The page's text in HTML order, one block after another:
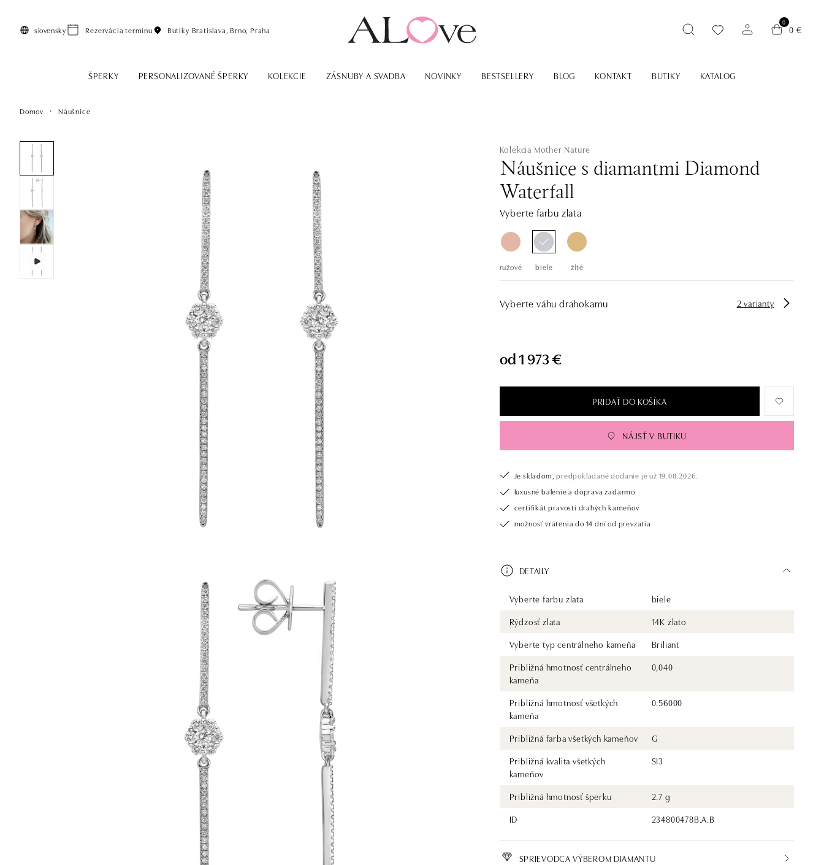
slovensky Rezervácia termínu Butiky Bratislava, Brno, Praha
0
0 €
ŠPERKY PERSONALIZOVANÉ ŠPERKY KOLEKCIE ZÁSNUBY A SVADBA NOVINKY BESTSELLERY BLOG KONTAKT BUTIKY KATALOG
Domov Náušnice
Kolekcia Mother Nature
Náušnice s diamantmi Diamond
Waterfall
Vyberte farbu zlata
ružové biele žlté
Vyberte váhu drahokamu 2 varianty
od 1 973 €
PRIDAŤ DO KOŠÍKA
NÁJSŤ V BUTIKU
Je skladom, predpokladané dodanie je už 19.08.2026.
luxusné balenie a doprava zadarmo
certifikát pravosti drahých kameňov
možnosť vrátenia do 14 dní od prevzatia
DETAILY
Vyberte farbu zlata
biele
Rýdzosť zlata
14K zlato
Vyberte typ centrálneho kameňa
Briliant
Približná hmotnosť centrálneho
kameňa
0,040
Približná hmotnosť všetkých
kameňa
0.56000
Približná farba všetkých kameňov
G
Približná kvalita všetkých
kameňov
SI3
Približná hmotnosť šperku
2.7 g
ID
234800478B.A.B
SPRIEVODCA VÝBEROM DIAMANTU